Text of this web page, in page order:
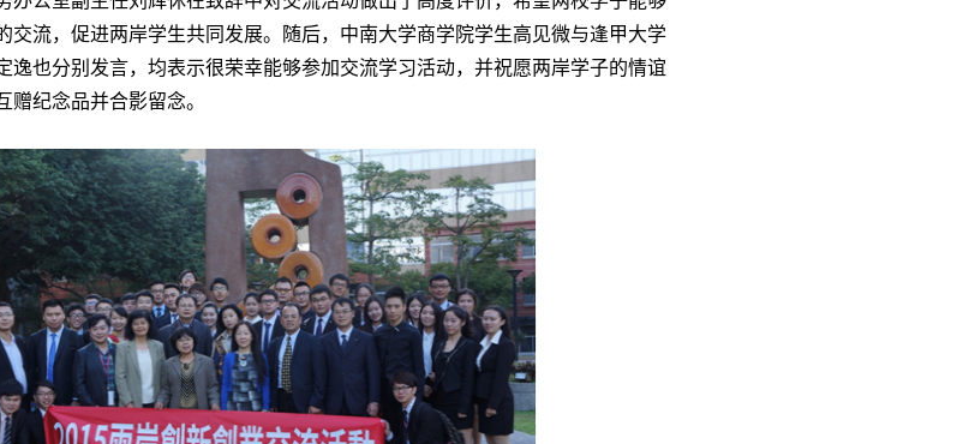
交流，促进两岸学生共同发展。随后，中南大学商学院学生高见微与逢甲大学
逸也分别发言，均表示很荣幸能够参加交流学习活动，并祝愿两岸学子的情谊
纪念品并合影留念。